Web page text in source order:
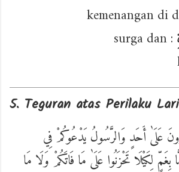
: surga dan
5. Teguran atas Perilaku
عَلَىٰ أَحَدٍ وَالرَّسُولُ يَدْعُوكُمْ فِي
لِكَيْلَا تَحْزَنُوا عَلَىٰ مَا فَاتَكُمْ وَلَا مَا